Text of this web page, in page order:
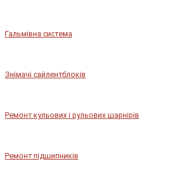
Гальмівна система
Знімачі сайлентблоків
Ремонт кульових і рульових шарнірів
Ремонт підшипників